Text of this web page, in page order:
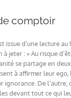
comptoir
issue d’une lecture au
à jeter : « Au risque
se partage en
à affirmer leur
ignorance. De l’autre,
devant tout ce qui